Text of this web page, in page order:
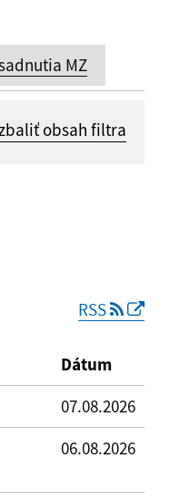
MZ
obsah filtra
RSS
Dátum
07.08.2026
06.08.2026